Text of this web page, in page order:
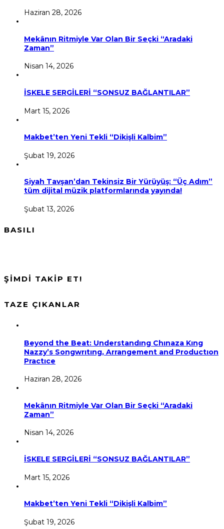
Haziran 28, 2026
Mekânın Ritmiyle Var Olan Bir Seçki “Aradaki
Zaman”
Nisan 14, 2026
İSKELE SERGİLERİ “SONSUZ BAĞLANTILAR”
Mart 15, 2026
Makbet’ten Yeni Tekli “Dikişli Kalbim”
Şubat 19, 2026
Siyah Tavşan’dan Tekinsiz Bir Yürüyüş: “Üç Adım”
tüm dijital müzik platformlarında yayında!
Şubat 13, 2026
BASILI
ŞİMDİ TAKİP ET!
TAZE ÇIKANLAR
Beyond the Beat: Understandıng Chınaza Kıng
Nazzy’s Songwrıtıng, Arrangement and Productıon
Practıce
Haziran 28, 2026
Mekânın Ritmiyle Var Olan Bir Seçki “Aradaki
Zaman”
Nisan 14, 2026
İSKELE SERGİLERİ “SONSUZ BAĞLANTILAR”
Mart 15, 2026
Makbet’ten Yeni Tekli “Dikişli Kalbim”
Şubat 19, 2026